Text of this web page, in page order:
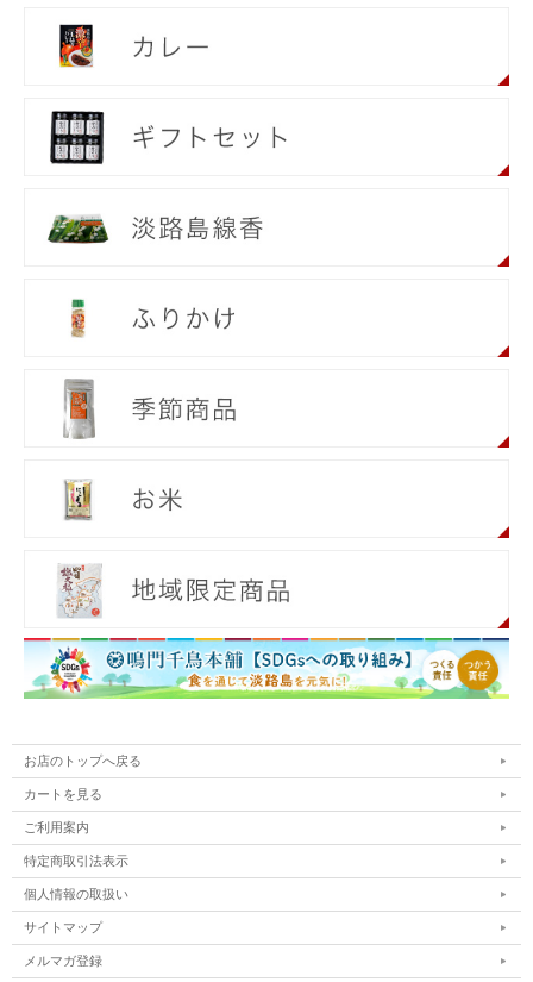
お店のトップへ戻る
カートを見る
ご利用案内
特定商取引法表示
個人情報の取扱い
サイトマップ
メルマガ登録